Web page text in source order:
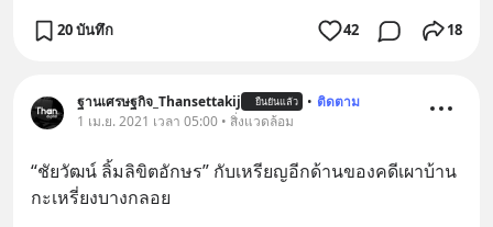
20 บันทึก 42 18
ฐานเศรษฐกิจ_Thansettakij ยืนยันแล้ว • ติดตาม
1 เม.ย. 2021 เวลา 05:00 • สิ่งแวดล้อม
“ชัยวัฒน์ ลิ้มลิขิตอักษร” กับเหรียญอีกด้านของคดีเผาบ้าน
กะเหรี่ยงบางกลอย